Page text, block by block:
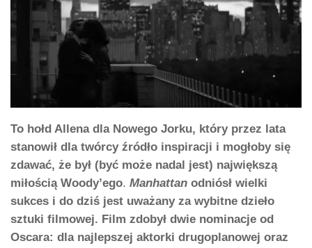
To hołd Allena dla Nowego Jorku, który przez lata
stanowił dla twórcy źródło inspiracji i mogłoby się
zdawać, że był (być może nadal jest) największą
miłością Woody’ego. Manhattan odniósł wielki
sukces i do dziś jest uważany za wybitne dzieło
sztuki filmowej. Film zdobył dwie nominacje od
Oscara: dla najlepszej aktorki drugoplanowej oraz